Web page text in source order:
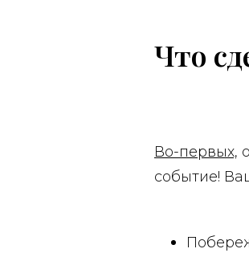
Что
Во-первых,
событие!